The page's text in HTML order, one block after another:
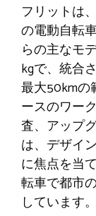
フリットは
の電動自転
らの主なモ
kgで、統合
最大50kmの
ースのワー
査、アップ
は、デザイ
に焦点を当
転車で都市
しています。